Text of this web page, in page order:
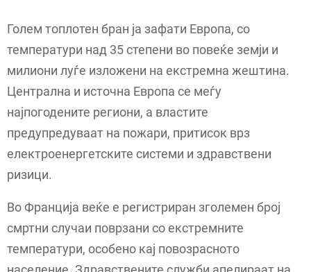
Голем топлотен бран ја зафати Европа, со
температури над 35 степени во повеќе земји и
милиони луѓе изложени на екстремна жештина.
Централна и источна Европа се меѓу
најпогодените региони, а властите
предупредуваат на пожари, притисок врз
електроенергетските системи и здравствени
ризици.
Во Франција веќе е регистриран зголемен број
смртни случаи поврзани со екстремните
температури, особено кај повозрасното